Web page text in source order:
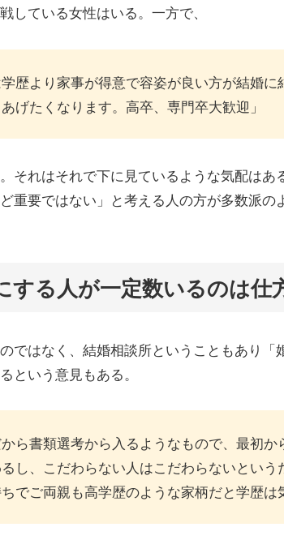
している女性はいる。一方で、
学歴より家事が得意で容姿が良い方が結婚に
あげたくなります。高卒、専門卒大歓迎」
それはそれで下に見ているような気配はあ
重要ではない」と考える人の方が多数派の
する人が一定数いるのは仕
ではなく、結婚相談所ということもあり「
という意見もある。
から書類選考から入るようなもので、最初
し、こだわらない人はこだわらないという
ちでご両親も高学歴のような家柄だと学歴は